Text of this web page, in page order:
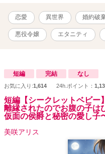
恋愛 異世界 婚約破
悪役令嬢 エタニティ
短編 完結 なし
お気に入り:1,614 24h.ポイント：
短編【シークレットベビー
離縁されたのでお腹の子
仮面の侯爵と秘密の愛し子
美咲アリス